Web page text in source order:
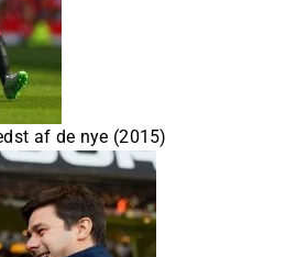
af de nye (2015)